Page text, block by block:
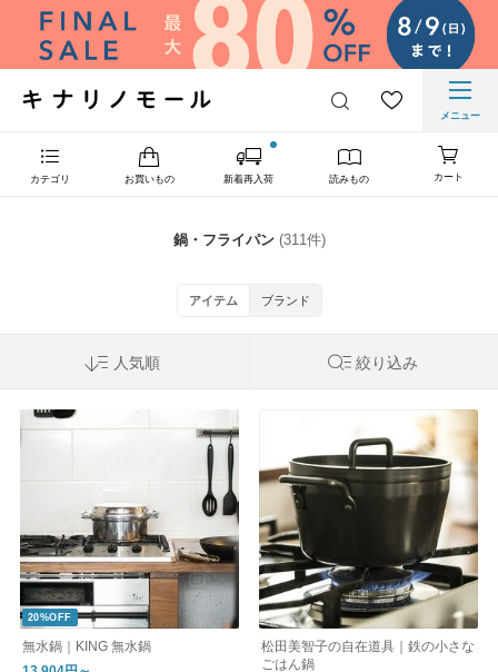
メニュー
カテゴリ お買いもの 新着再入荷 読みもの カート
鍋・フライパン(311件)
アイテム ブランド
人気順 絞り込み
20%OFF
無水鍋｜KING 無水鍋
松田美智子の自在道具｜鉄の小さな
ごはん鍋